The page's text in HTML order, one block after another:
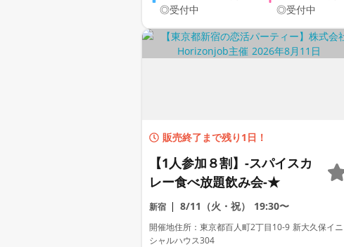
◎受付中
◎受付中
販売終了まで残り1日！
【1人参加８割】-スパイスカ
レー食べ放題飲み会-★
新宿 8/11（火・祝） 19:30〜
開催地住所：東京都百人町2丁目10-9 新大久保イニ
シャルハウス304